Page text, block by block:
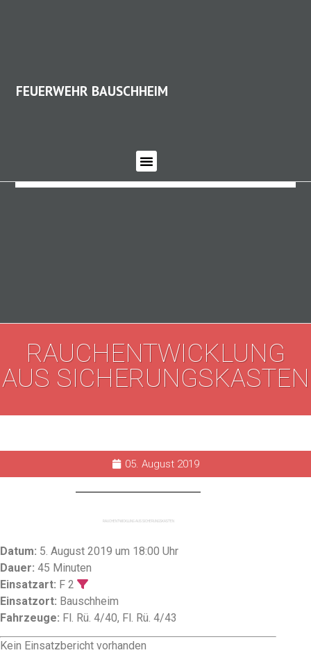
FEUERWEHR BAUSCHHEIM
RAUCHENTWICKLUNG
AUS SICHERUNGSKASTEN
05. August 2019
RAUCHENTWICKLUNG AUS SICHERUNGSKASTEN
Datum: 5. August 2019 um 18:00 Uhr
Dauer: 45 Minuten
Einsatzart: F 2
Einsatzort: Bauschheim
Fahrzeuge: Fl. Rü. 4/40, Fl. Rü. 4/43
Kein Einsatzbericht vorhanden